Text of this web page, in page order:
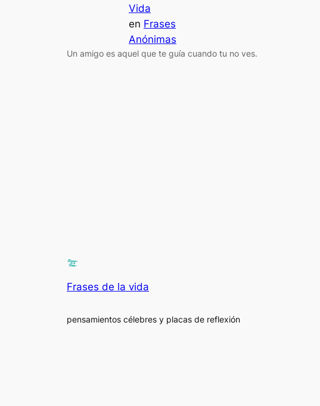
Vida
en Frases
Anónimas
Un amigo es aquel que te guía cuando tu no ves.
Frases de la vida
pensamientos célebres y placas de reflexión